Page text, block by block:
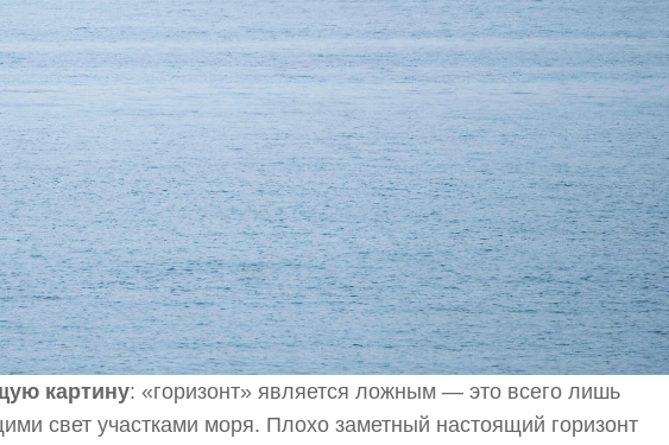
картину: «горизонт» является ложным — это всего лишь
свет участками моря. Плохо заметный настоящий горизонт